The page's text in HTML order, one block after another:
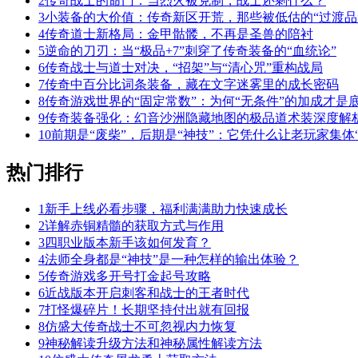
3小装备的大价值：传奇新区开荒，那些被低估的“过渡品
4传奇道士新格局：金甲骷髅，不再是圣兽的陪衬
5逆命的刀刃：当“极品+7”刺穿了传奇装备的“血统论”
6传奇战士与道士对决，“招架”与“清心咒”重构战局
7传奇中百分比词条装备，藏在文字迷雾里的成长密码
8传奇游戏世界的“固定常数”：为何“无条件”的加成才是
9传奇装备强化：幻音沙洲隐藏地图的极品道术装深度解
10前期是“废柴”，后期是“神技”：它凭什么让老玩家集体
热门排行
1 新手上线必看步骤，福利满满助力快速成长
2详解赤铜精髓的获取方式与作用
3四职业版本新手该如何发育？
4法师全身都是“神技”是一种怎样的输出体验？
5传奇游戏多开号打金起号攻略
6近战版本开启刺客和战士的王者时代
7打怪爆碎片！长期坚持付出就有回报
8仿盛大传奇战士不可忽视内力恢复
9神秘解读升级方法和神秘属性解读方法